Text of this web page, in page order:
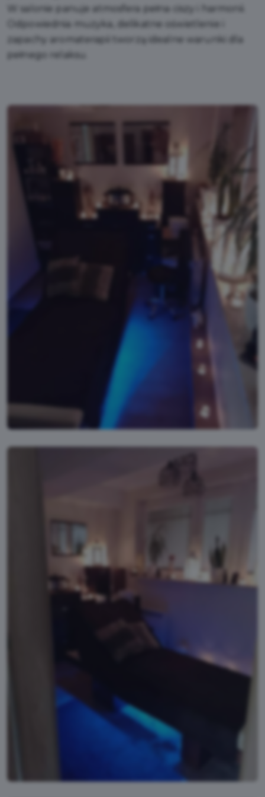
W salonie panuje atmosfera pełna ciszy i harmonii.
Odpowiednia muzyka, delikatne oświetlenie i
zapachy aromaterapii tworzą idealne warunki dla
pełnego relaksu.